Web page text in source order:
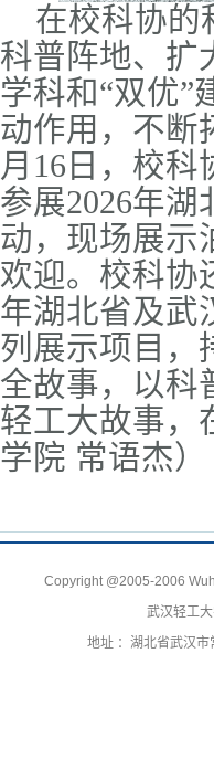
在校科协的
科普阵地、扩
学科和“双优”
动作用，不断
月16日，校
参展2026年
动，现场展示
欢迎。校科协
年湖北省及武
列展示项目，
全故事，以科
轻工大故事，
学院 常语杰）
Copyright @2005-2006
武汉轻工
地址 ：湖北省武汉